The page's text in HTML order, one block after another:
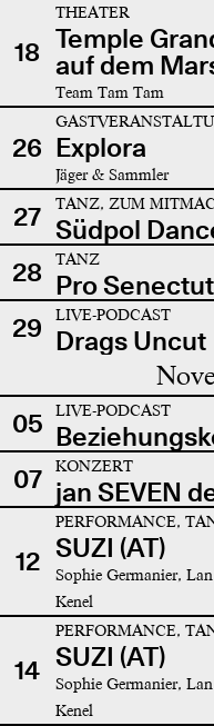
18
THEATER
Temple
auf dem
Team Tam Tam
26 Explora
Jäger & Sammler
27 TANZ, ZUM
Südpol
28
TANZ
Pro
29
LIVE-PODCAST
Drags Uncut
05 LIVE-PODCAST
07
KONZERT
jan SEVEN
12
PERFORMANCE,
SUZI (AT)
Sophie Germanier,
Kenel
14
PERFORMANCE,
SUZI (AT)
Sophie Germanier,
Kenel